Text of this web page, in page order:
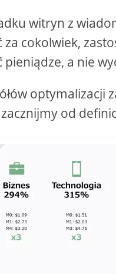
witryn z
za cokolwiek,
a nie
od